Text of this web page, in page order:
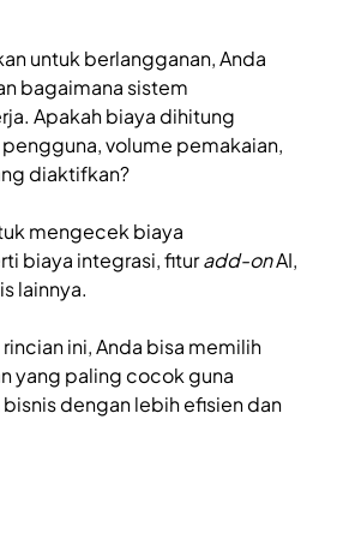
untuk berlangganan, Anda
bagaimana sistem
Apakah biaya dihitung
volume pemakaian,
diaktifkan?
mengecek biaya
biaya integrasi, fituradd-onAI,
lainnya.
ini, Anda bisa memilih
yang paling cocok guna
dengan lebih efisien dan